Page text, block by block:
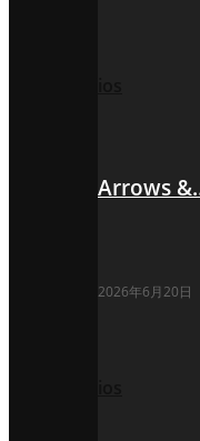
Arrows
2026年6月20日